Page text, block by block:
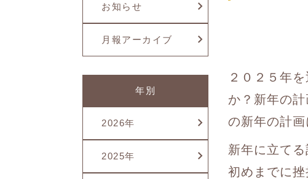
お知らせ
月報アーカイブ
年別
2026年
2025年
２０２５年
か？新年の
の新年の計
新年に立て
初めまでに